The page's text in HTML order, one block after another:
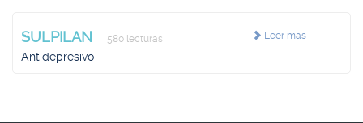
Leer más
SULPILAN 580 lecturas
Antidepresivo